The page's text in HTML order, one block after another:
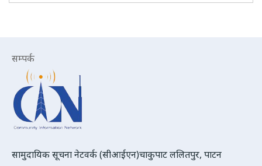
सम्पर्क
सामुदायिक सूचना नेटवर्क (सीआईएन)चाकुपाट ललितपुर, पाटन